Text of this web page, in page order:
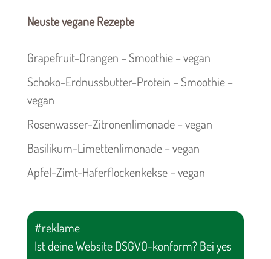
Neuste vegane Rezepte
Grapefruit-Orangen – Smoothie – vegan
Schoko-Erdnussbutter-Protein – Smoothie –
vegan
Rosenwasser-Zitronenlimonade – vegan
Basilikum-Limettenlimonade – vegan
Apfel-Zimt-Haferflockenkekse – vegan
#reklame
Ist deine Website DSGVO-konform? Bei yes